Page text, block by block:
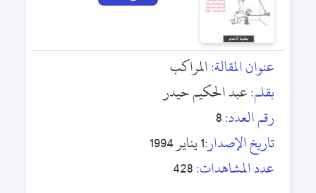
عنوان المقالة:المراكب
بقلم:عبد الحكيم حيدر
رقم العدد:8
تاريخ الإصدار:1 يناير 1994
عدد المشاهدات:428